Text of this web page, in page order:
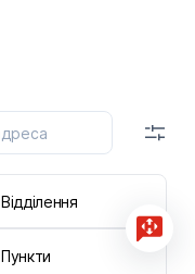
Відділення
Пункти